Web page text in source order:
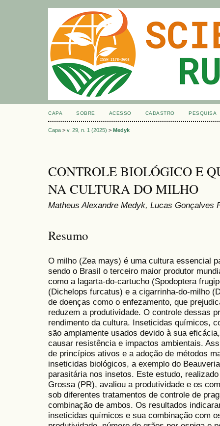
CAPA SOBRE ACESSO CADASTRO PESQUISA
Capa > v. 29, n. 1 (2025) > Medyk
CONTROLE BIOLÓGICO E
NA CULTURA DO MILHO
Matheus Alexandre Medyk, Lucas Gonçalves
Resumo
O milho (Zea mays) é uma cultura essencial
sendo o Brasil o terceiro maior produtor
como a lagarta-do-cartucho (Spodoptera
(Dichelops furcatus) e a cigarrinha-do-milho
de doenças como o enfezamento, que
reduzem a produtividade. O controle dessas
rendimento da cultura. Inseticidas químicos,
são amplamente usados devido à sua
causar resistência e impactos ambientais.
de princípios ativos e a adoção de métodos
inseticidas biológicos, a exemplo do
parasitária nos insetos. Este estudo,
Grossa (PR), avaliou a produtividade e os
sob diferentes tratamentos de controle de
combinação de ambos. Os resultados
inseticidas químicos e sua combinação com